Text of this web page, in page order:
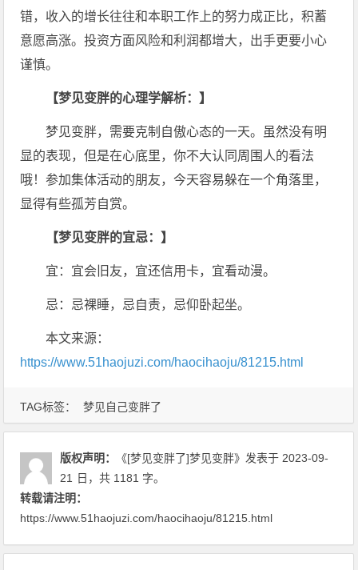
TAG标签： 梦见自己变胖了
错，收入的增长往往和本职工作上的努力成正比，积蓄
意愿高涨。投资方面风险和利润都增大，出手更要小心
谨慎。
【梦见变胖的心理学解析：】
梦见变胖，需要克制自傲心态的一天。虽然没有明
显的表现，但是在心底里，你不大认同周围人的看法
哦！参加集体活动的朋友，今天容易躲在一个角落里，
显得有些孤芳自赏。
【梦见变胖的宜忌：】
宜：宜会旧友，宜还信用卡，宜看动漫。
忌：忌裸睡，忌自责，忌仰卧起坐。
本文来源：
https://www.51haojuzi.com/haocihaoju/81215.html
版权声明： 《[梦见变胖了]梦见变胖》 发表于 2023-09-
21
日 ，共 1181 字。
转载请注明：
https://www.51haojuzi.com/haocihaoju/81215.html